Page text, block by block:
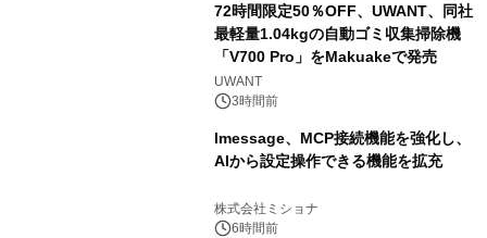
72時間限定50％OFF、UWANT、同社
最軽量1.04kgの自動ゴミ収集掃除機
「V700 Pro」をMakuakeで発売
UWANT
3時間前
lmessage、MCP接続機能を強化し、
AIから設定操作できる機能を拡充
株式会社ミショナ
6時間前